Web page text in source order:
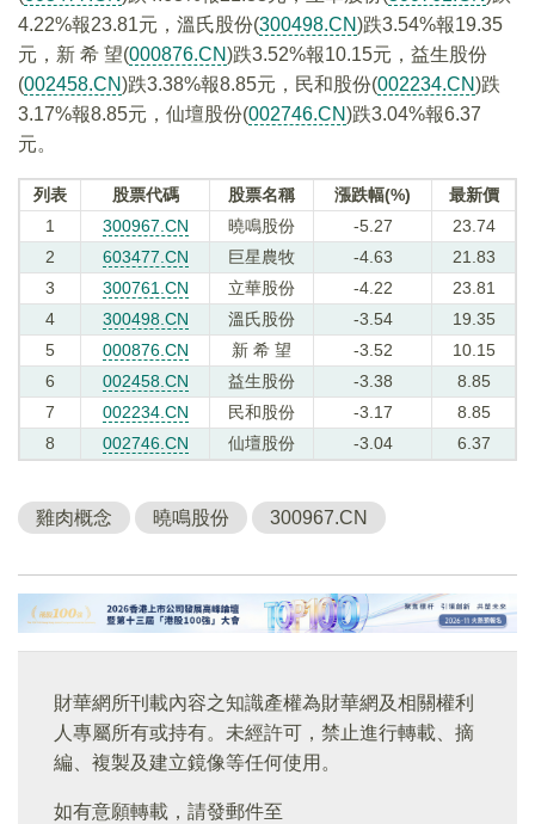
4.22%報23.81元，溫氏股份(300498.CN)跌3.54%報19.35
元，新 希 望(000876.CN)跌3.52%報10.15元，益生股份
(002458.CN)跌3.38%報8.85元，民和股份(002234.CN)跌
3.17%報8.85元，仙壇股份(002746.CN)跌3.04%報6.37
元。
列表 股票代碼 股票名稱 漲跌幅(%)
最新價
1
300967.CN 曉鳴股份 -5.27
23.74
2
603477.CN 巨星農牧 -4.63
21.83
3
300761.CN 立華股份 -4.22
23.81
4
300498.CN 溫氏股份 -3.54
19.35
5
000876.CN 新 希 望 -3.52
10.15
6
002458.CN 益生股份 -3.38
8.85
7
002234.CN 民和股份 -3.17
8.85
8
002746.CN 仙壇股份 -3.04 6.37
雞肉概念 曉鳴股份 300967.CN
財華網所刊載內容之知識產權為財華網及相關權利
人專屬所有或持有。未經許可，禁止進行轉載、摘
編、複製及建立鏡像等任何使用。
如有意願轉載，請發郵件至